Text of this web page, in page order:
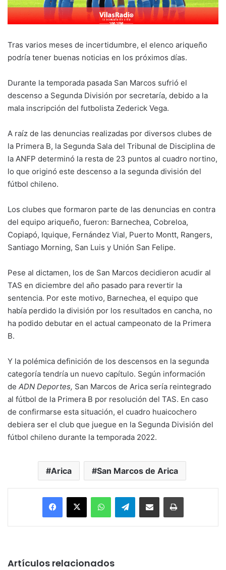
Tras varios meses de incertidumbre, el elenco ariqueño
podría tener buenas noticias en los próximos días.
Durante la temporada pasada San Marcos sufrió el
descenso a Segunda División por secretaría, debido a la
mala inscripción del futbolista Zederick Vega.
A raíz de las denuncias realizadas por diversos clubes de
la Primera B, la Segunda Sala del Tribunal de Disciplina de
la ANFP determinó la resta de 23 puntos al cuadro nortino,
lo que originó este descenso a la segunda división del
fútbol chileno.
Los clubes que formaron parte de las denuncias en contra
del equipo ariqueño, fueron: Barnechea, Cobreloa,
Copiapó, Iquique, Fernández Vial, Puerto Montt, Rangers,
Santiago Morning, San Luis y Unión San Felipe.
Pese al dictamen, los de San Marcos decidieron acudir al
TAS en diciembre del año pasado para revertir la
sentencia. Por este motivo, Barnechea, el equipo que
había perdido la división por los resultados en cancha, no
ha podido debutar en el actual campeonato de la Primera
B.
Y la polémica definición de los descensos en la segunda
categoría tendría un nuevo capítulo. Según información
de ADN Deportes, San Marcos de Arica sería reintegrado
al fútbol de la Primera B por resolución del TAS. En caso
de confirmarse esta situación, el cuadro huaicochero
debiera ser el club que juegue en la Segunda División del
fútbol chileno durante la temporada 2022.
Arica San Marcos de Arica
Facebook
X WhatsAppTelegramEnviar vía email Imprimir
Artículos relacionados